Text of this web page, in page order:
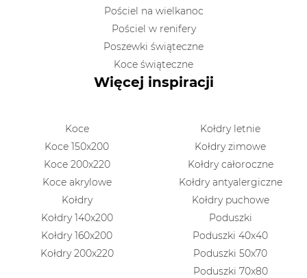
Pościel na wielkanoc
Pościel w renifery
Poszewki świąteczne
Koce świąteczne
Więcej inspiracji
Koce
Koce 150x200
Koce 200x220
Koce akrylowe
Kołdry
Kołdry 140x200
Kołdry 160x200
Kołdry 200x220
Kołdry letnie
Kołdry zimowe
Kołdry całoroczne
Kołdry antyalergiczne
Kołdry puchowe
Poduszki
Poduszki 40x40
Poduszki 50x70
Poduszki 70x80